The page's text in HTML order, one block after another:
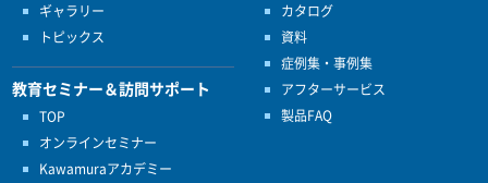
ギャラリー
トピックス
教育セミナー＆訪問サポート
TOP
オンラインセミナー
Kawamuraアカデミー
カタログ
資料
症例集・事例集
アフターサービス
製品FAQ